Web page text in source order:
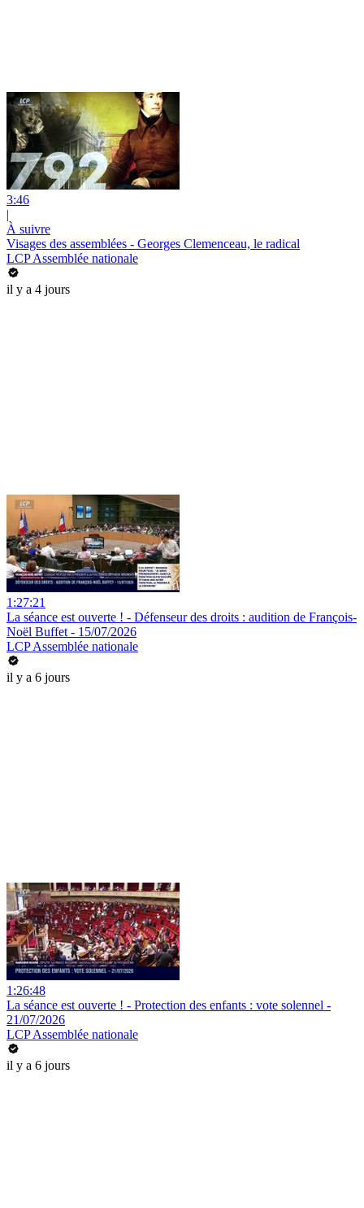
3:46
|
À suivre
Visages des assemblées - Georges Clemenceau, le radical
LCP Assemblée nationale
il y a 4 jours
1:27:21
La séance est ouverte ! - Défenseur des droits : audition de François-
Noël Buffet - 15/07/2026
LCP Assemblée nationale
il y a 6 jours
1:26:48
La séance est ouverte ! - Protection des enfants : vote solennel -
21/07/2026
LCP Assemblée nationale
il y a 6 jours